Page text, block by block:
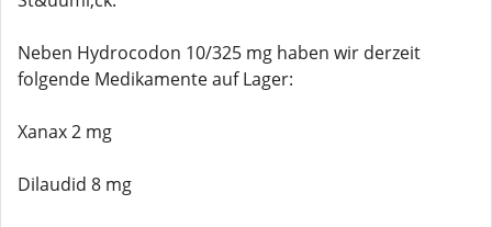
Neben Hydrocodon 10/325 mg haben wir derzeit
folgende Medikamente auf Lager:
Xanax 2 mg
Dilaudid 8 mg